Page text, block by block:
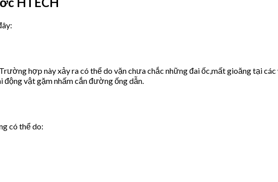
hợp này xảy ra có thể do vặn chưa chắc những đai ốc,mất gioăng tại
vật gặm nhấm cắn đường ống dẫn.
có thể do: